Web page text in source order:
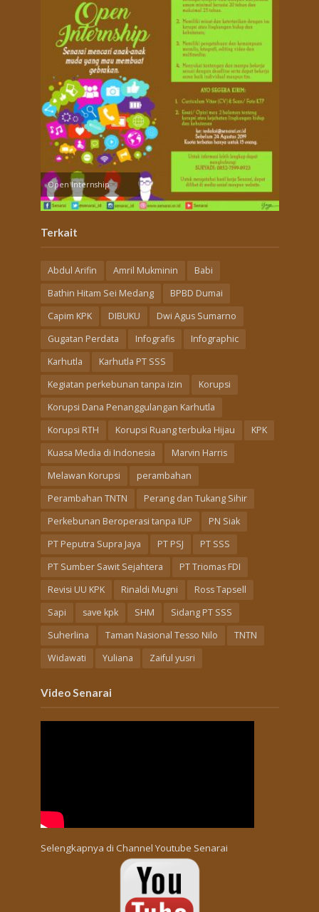
Open Internship
Terkait
Abdul Arifin Amril Mukminin
Babi
Bathin Hitam Sei Medang
BPBD Dumai
Capim KPK
DIBUKU
Dwi Agus Sumarno
Gugatan Perdata
Infografis
Infographic
Karhutla
Karhutla PT SSS
Kegiatan perkebunan tanpa izin
Korupsi
Korupsi Dana Penanggulangan Karhutla
Korupsi RTH
Korupsi Ruang terbuka Hijau
KPK
Kuasa Media di Indonesia
Marvin Harris
Melawan Korupsi
perambahan
Perambahan TNTN
Perang dan Tukang Sihir
Perkebunan Beroperasi tanpa IUP
PN Siak
PT Peputra Supra Jaya
PT PSJ
PT SSS
PT Sumber Sawit Sejahtera
PT Triomas FDI
Revisi UU KPK
Rinaldi Mugni
Ross Tapsell
Sapi
save kpk SHM
Sidang PT SSS
Suherlina
Taman Nasional Tesso Nilo
TNTN
Widawati
Yuliana Zaiful yusri
Video Senarai
Selengkapnya di Channel Youtube Senarai